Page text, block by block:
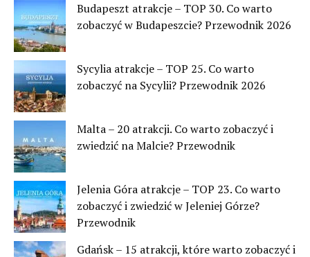
Budapeszt atrakcje – TOP 30. Co warto
zobaczyć w Budapeszcie? Przewodnik 2026
Sycylia atrakcje – TOP 25. Co warto
zobaczyć na Sycylii? Przewodnik 2026
Malta – 20 atrakcji. Co warto zobaczyć i
zwiedzić na Malcie? Przewodnik
Jelenia Góra atrakcje – TOP 23. Co warto
zobaczyć i zwiedzić w Jeleniej Górze?
Przewodnik
Gdańsk – 15 atrakcji, które warto zobaczyć i